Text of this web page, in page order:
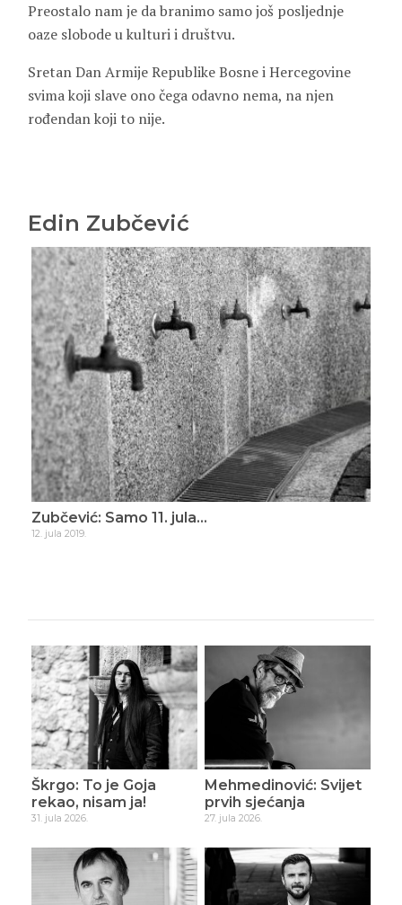
Preostalo nam je da branimo samo još posljednje
oaze slobode u kulturi i društvu.
Sretan Dan Armije Republike Bosne i Hercegovine
svima koji slave ono čega odavno nema, na njen
rođendan koji to nije.
Edin Zubčević
Zubčević: Samo 11. jula…
12. jula 2019.
Škrgo: To je Goja
rekao, nisam ja!
31. jula 2026.
Mehmedinović: Svijet
prvih sjećanja
27. jula 2026.